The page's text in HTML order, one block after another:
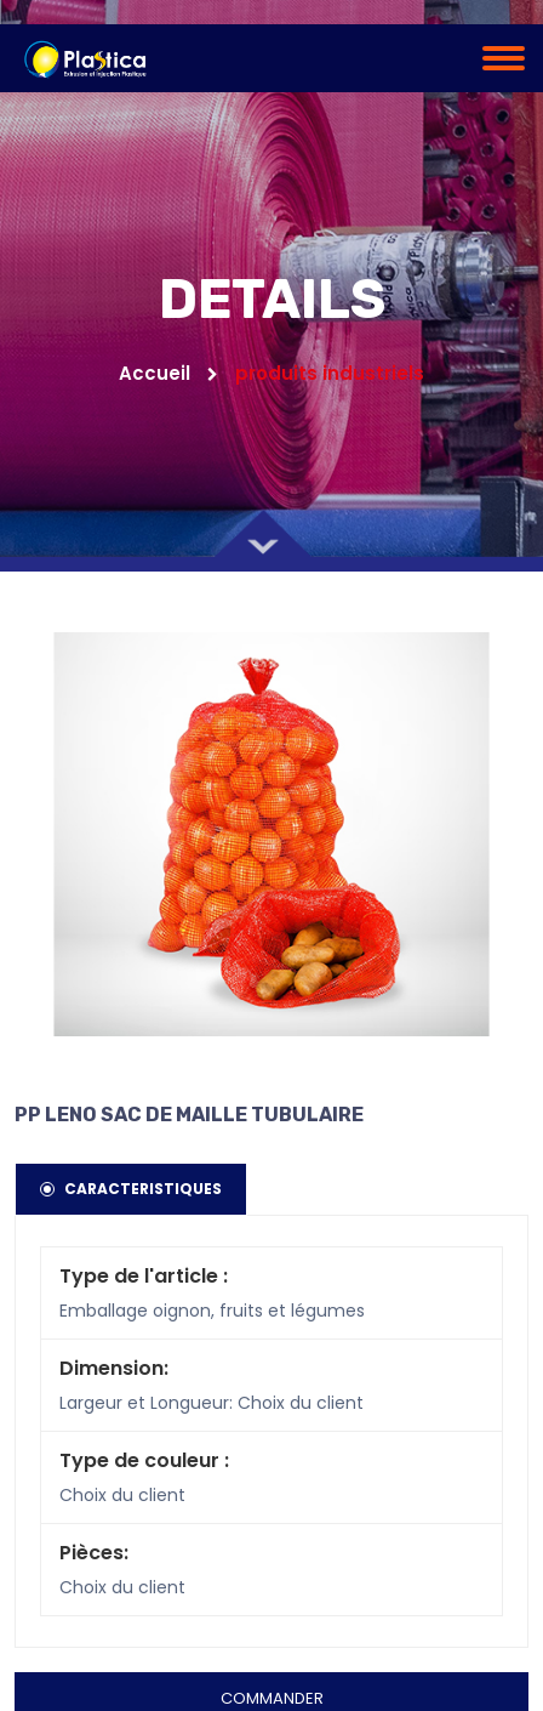
DETAILS
Accueil produits industriels
PP LENO SAC DE MAILLE TUBULAIRE
CARACTERISTIQUES
Type de l'article :
Emballage oignon, fruits et légumes
Dimension:
Largeur et Longueur: Choix du client
Type de couleur :
Choix du client
Pièces:
Choix du client
COMMANDER